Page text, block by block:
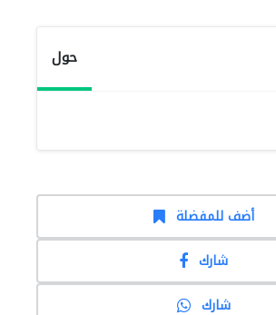
حول
أضف للمفضلة
شارك
شارك